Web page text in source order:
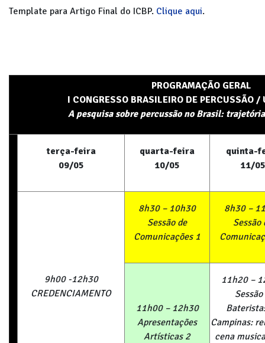
Template para Artigo Final do ICBP. Clique aqui.
PROGRAMAÇÃO GERAL
I CONGRESSO BRASILEIRO DE PERCUSSÃO
A pesquisa sobre percussão no Brasil:
terça-feira
09/05
quarta-feira
10/05
quinta-
11/05
9h00 -12h30
CREDENCIAMENTO
8h30 – 10h30
Sessão de
Comunicações 1
8h30 –
Sessão
Comunica
11h00 – 12h30
Apresentações
Artísticas 2
11h20 –
Campinas:
cena